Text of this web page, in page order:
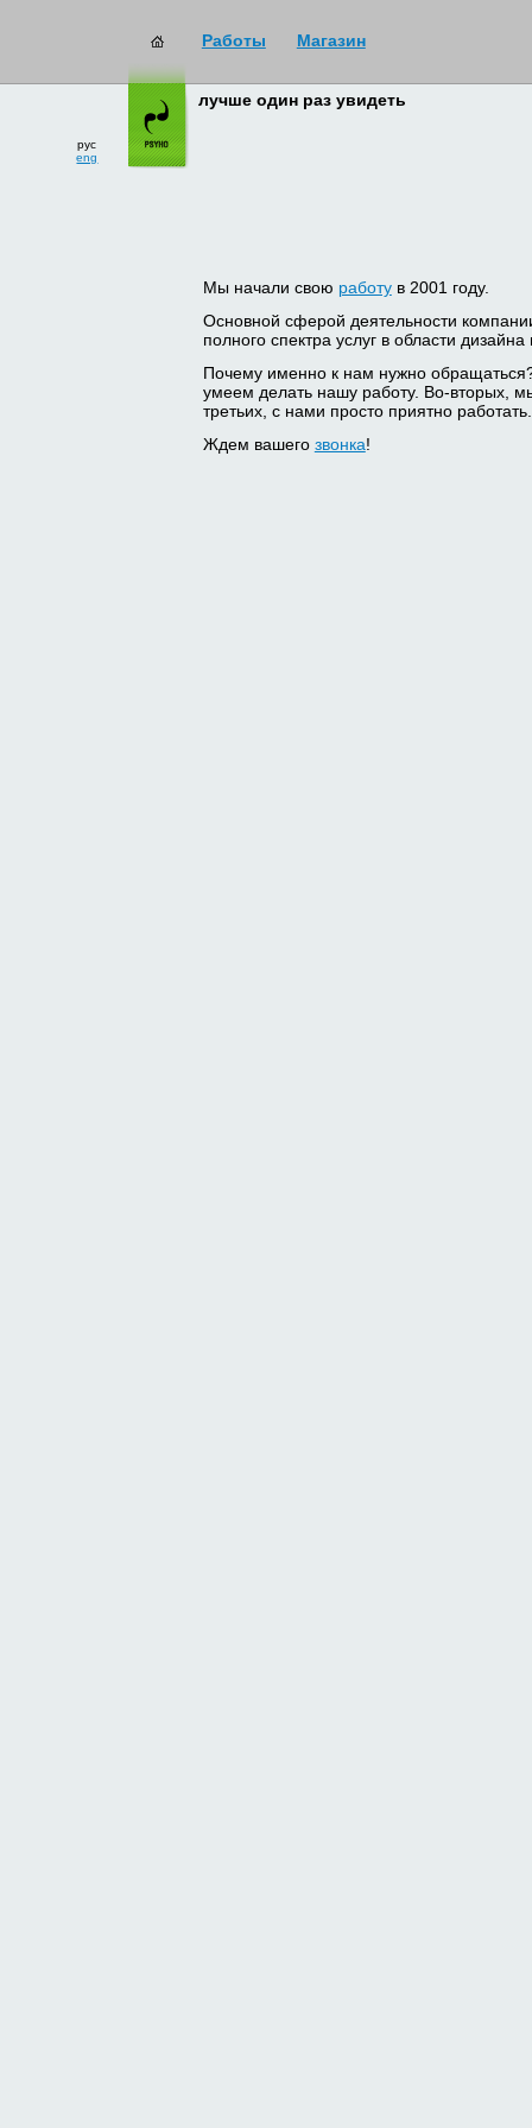
Работы Магазин
рус
eng
лучше один раз увидеть
Мы начали свою работув 2001 году.
Основной сферой деятельности
полного спектра услуг в области
Почему именно к нам нужно
умеем делать нашу работу. Во-вторых,
третьих, с нами просто приятно работать.
Ждем вашего звонка!